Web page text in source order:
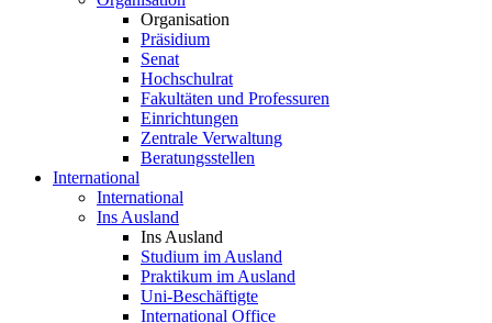
Organisation
Präsidium
Senat
Hochschulrat
Fakultäten und Professuren
Einrichtungen
Zentrale Verwaltung
Beratungsstellen
International
International
Ins Ausland
Ins Ausland
Studium im Ausland
Praktikum im Ausland
Uni-Beschäftigte
International Office